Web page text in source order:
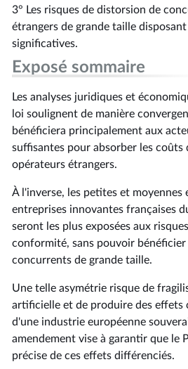
3° Les risques de distorsion de
étrangers de grande taille
significatives.
Exposé sommaire
Les analyses juridiques et
loi soulignent de manière
bénéficiera principalement aux
suffisantes pour absorber les
opérateurs étrangers.
À l'inverse, les petites et moyennes
entreprises innovantes françaises
seront les plus exposées aux
conformité, sans pouvoir bénéficier
concurrents de grande taille.
Une telle asymétrie risque de
artificielle et de produire des
d'une industrie européenne
amendement vise à garantir que le
précise de ces effets différenciés.